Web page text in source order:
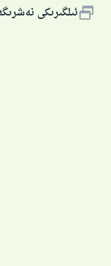
ئىلگىرىكى